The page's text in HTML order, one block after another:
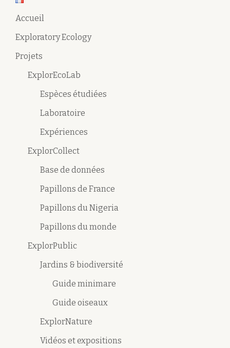
Accueil
Exploratory Ecology
Projets
ExplorEcoLab
Espèces étudiées
Laboratoire
Expériences
ExplorCollect
Base de données
Papillons de France
Papillons du Nigeria
Papillons du monde
ExplorPublic
Jardins & biodiversité
Guide minimare
Guide oiseaux
ExplorNature
Vidéos et expositions